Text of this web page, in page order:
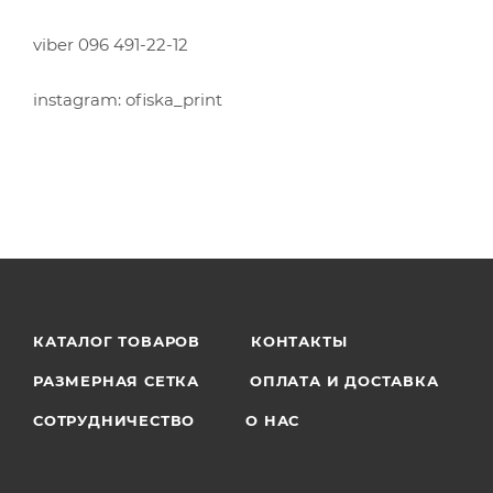
viber 096 491-22-12
instagram: ofiska_print
КАТАЛОГ ТОВАРОВ КОНТАКТЫ
РАЗМЕРНАЯ СЕТКА ОПЛАТА И ДОСТАВКА
СОТРУДНИЧЕСТВО О НАС